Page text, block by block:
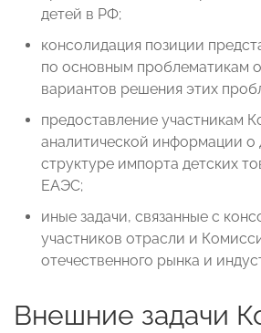
детей в РФ;
консолидация позиции
по основным проблематикам
вариантов решения этих
предоставление участникам
аналитической информации о
структуре импорта детских
ЕАЭС;
иные задачи, связанные с
участников отрасли и
отечественного рынка и
Внешние задачи